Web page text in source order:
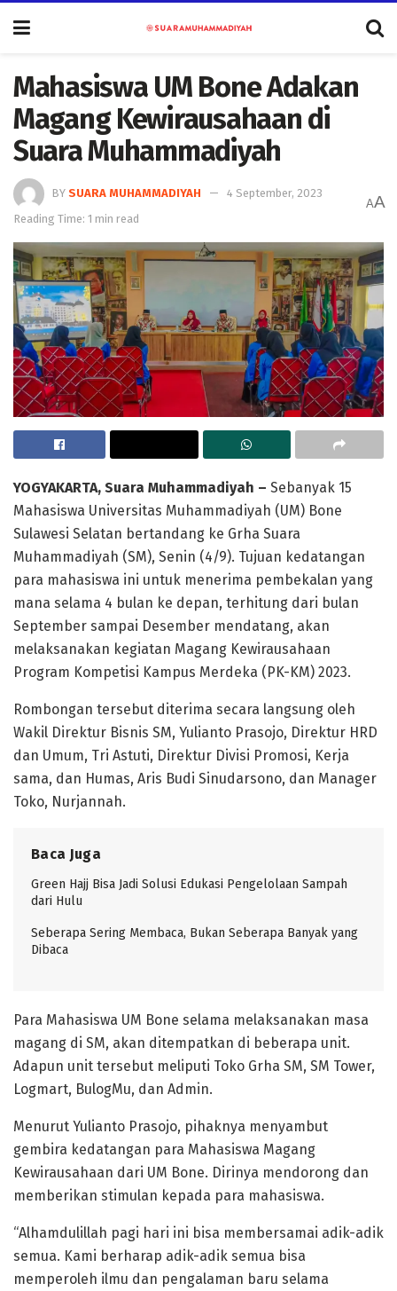
Mahasiswa UM Bone Adakan
Magang Kewirausahaan di
Suara Muhammadiyah
BY SUARA MUHAMMADIYAH
4 September, 2023
Reading Time: 1 min read
AA
YOGYAKARTA, Suara Muhammadiyah – Sebanyak 15
Mahasiswa Universitas Muhammadiyah (UM) Bone
Sulawesi Selatan bertandang ke Grha Suara
Muhammadiyah (SM), Senin (4/9). Tujuan kedatangan
para mahasiswa ini untuk menerima pembekalan yang
mana selama 4 bulan ke depan, terhitung dari bulan
September sampai Desember mendatang, akan
melaksanakan kegiatan Magang Kewirausahaan
Program Kompetisi Kampus Merdeka (PK-KM) 2023.
Rombongan tersebut diterima secara langsung oleh
Wakil Direktur Bisnis SM, Yulianto Prasojo, Direktur HRD
dan Umum, Tri Astuti, Direktur Divisi Promosi, Kerja
sama, dan Humas, Aris Budi Sinudarsono, dan Manager
Toko, Nurjannah.
Baca Juga
Green Hajj Bisa Jadi Solusi Edukasi Pengelolaan Sampah
dari Hulu
Seberapa Sering Membaca, Bukan Seberapa Banyak yang
Dibaca
Para Mahasiswa UM Bone selama melaksanakan masa
magang di SM, akan ditempatkan di beberapa unit.
Adapun unit tersebut meliputi Toko Grha SM, SM Tower,
Logmart, BulogMu, dan Admin.
Menurut Yulianto Prasojo, pihaknya menyambut
gembira kedatangan para Mahasiswa Magang
Kewirausahaan dari UM Bone. Dirinya mendorong dan
memberikan stimulan kepada para mahasiswa.
“Alhamdulillah pagi hari ini bisa membersamai adik-adik
semua. Kami berharap adik-adik semua bisa
memperoleh ilmu dan pengalaman baru selama